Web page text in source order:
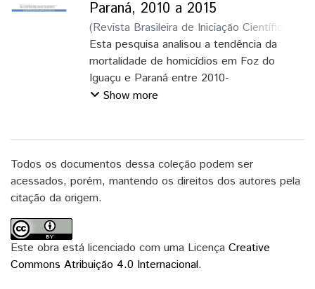
Vida Perdidos (APVP) em Foz do Iguaçu e
Paraná, todavia ainda persiste o maior
risco de perda de anos por
homicídios entre homens jovens (20 a 39
anos). Dessa forma, os resultados
apontam a necessidade de
Paraná, 2010 a 2015
(Revista Brasileira de Iniciação Científica
2018 )Nogueira, Vinicius Denepotti;
Gomes, Ludmila Mourão Xavier;Barbosa,
Thiago Luis de Andrade
Esta pesquisa analisou a tendência da
mortalidade de homicídios em Foz do
Iguaçu e Paraná entre 2010-
2015 por meio de estudo descritivo de
taxas de homicídio com redução de 37,6%
e 24,8%, respectivamente.
Observou-se predominância de óbitos em
medidas preventivas para os homicídios
para sua prevenção em região de fronteira.
Show more
Todos os documentos dessa coleção podem ser
acessados, porém, mantendo os direitos dos autores pela
citação da origem.
Este obra está licenciado com uma Licença Creative
Commons Atribuição 4.0 Internacional.